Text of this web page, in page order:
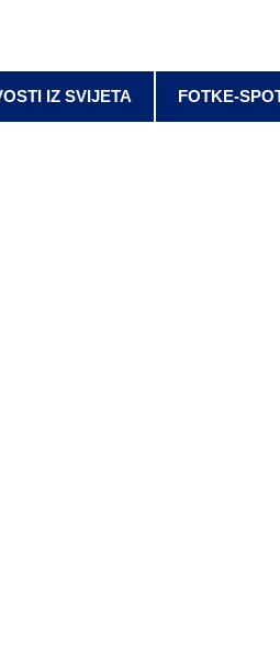
IZ SVIJETA FOTKE-